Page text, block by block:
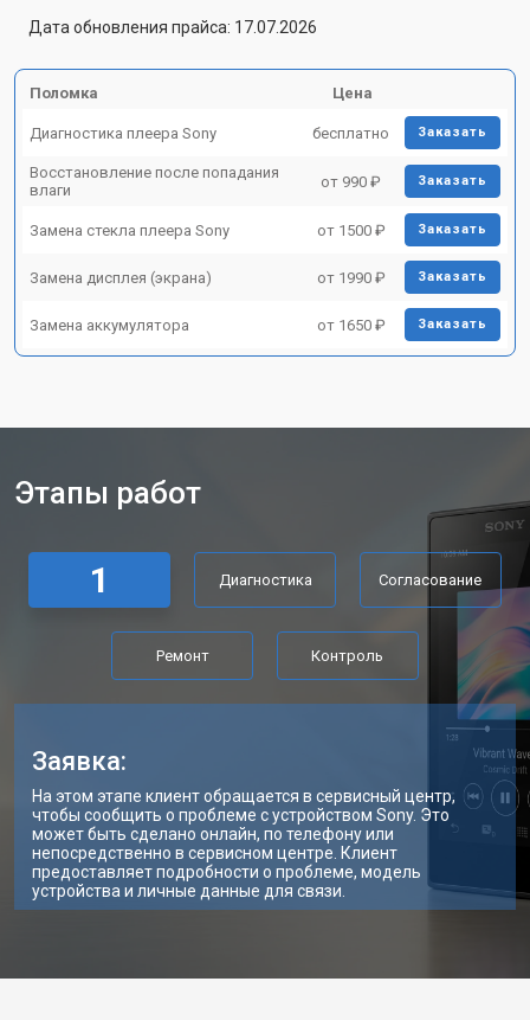
Дата обновления прайса: 17.07.2026
Поломка Цена
Диагностика плеера Sony бесплатно Заказать
Восстановление после попадания
влаги
от 990 ₽ Заказать
Замена стекла плеера Sony от 1500 ₽ Заказать
Замена дисплея (экрана) от 1990 ₽ Заказать
Замена аккумулятора от 1650 ₽ Заказать
Этапы работ
1 Диагностика Согласование
Ремонт Контроль
Заявка:
На этом этапе клиент обращается в сервисный центр,
чтобы сообщить о проблеме с устройством Sony. Это
может быть сделано онлайн, по телефону или
непосредственно в сервисном центре. Клиент
предоставляет подробности о проблеме, модель
устройства и личные данные для связи.